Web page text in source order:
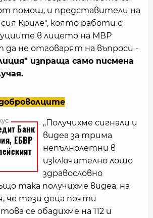
помощ, и представители на
Криле", която работи с
в лицето на МВР
не отговарят на въпроси -
изпраща само писмена
„Получихме сигнали и
видеа за трима
непълнолетни в
изключително лошо
здравословно
така получихме видеа, на
че тези деца почти
се обадихме на 112 и